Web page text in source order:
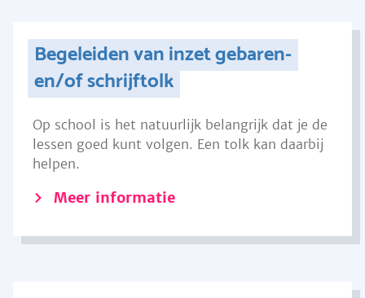
Begeleiden van inzet gebaren-
en/of schrijftolk
Op school is het natuurlijk belangrijk dat je de
lessen goed kunt volgen. Een tolk kan daarbij
helpen.
Meer informatie